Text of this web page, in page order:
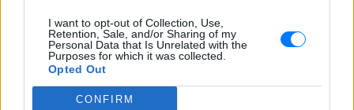
I want to opt-out of Collection, Use,
Retention, Sale, and/or Sharing of my
Personal Data that Is Unrelated with the
Purposes for which it was collected.
Opted Out
CONFIRM
Περισσότερα